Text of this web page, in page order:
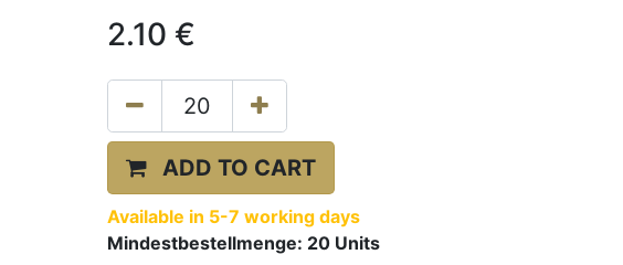
2.10 €
ADD TO CART
Available in 5-7 working days
Mindestbestellmenge: 20 Units